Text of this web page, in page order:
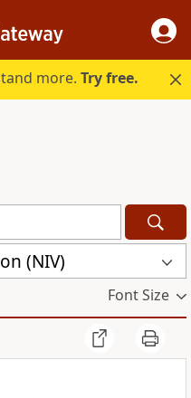
more.Try free.
(NIV)
Font Size